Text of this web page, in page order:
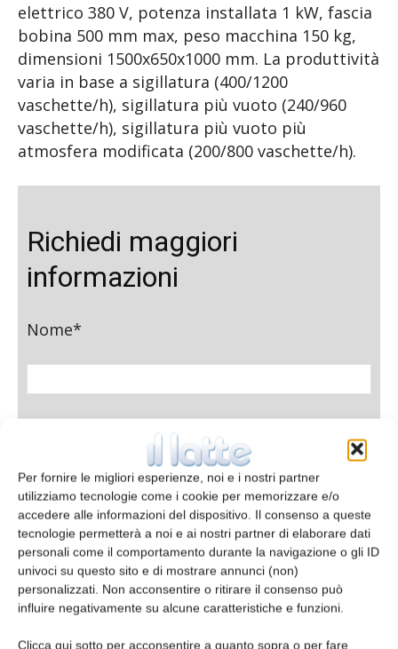
Per fornire le migliori esperienze, noi e i nostri partner
utilizziamo tecnologie come i cookie per memorizzare e/o
accedere alle informazioni del dispositivo. Il consenso a queste
tecnologie permetterà a noi e ai nostri partner di elaborare dati
personali come il comportamento durante la navigazione o gli ID
univoci su questo sito e di mostrare annunci (non)
personalizzati. Non acconsentire o ritirare il consenso può
influire negativamente su alcune caratteristiche e funzioni.
Clicca qui sotto per acconsentire a quanto sopra o per fare
elettrico 380 V, potenza installata 1 kW, fascia
bobina 500 mm max, peso macchina 150 kg,
dimensioni 1500x650x1000 mm. La produttività
varia in base a sigillatura (400/1200
vaschette/h), sigillatura più vuoto (240/960
vaschette/h), sigillatura più vuoto più
atmosfera modificata (200/800 vaschette/h).
Richiedi maggiori
informazioni
Nome*
Azienda